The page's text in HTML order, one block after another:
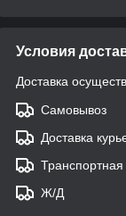
Условия
Доставка
Самовывоз
Доставка
Ж/Д